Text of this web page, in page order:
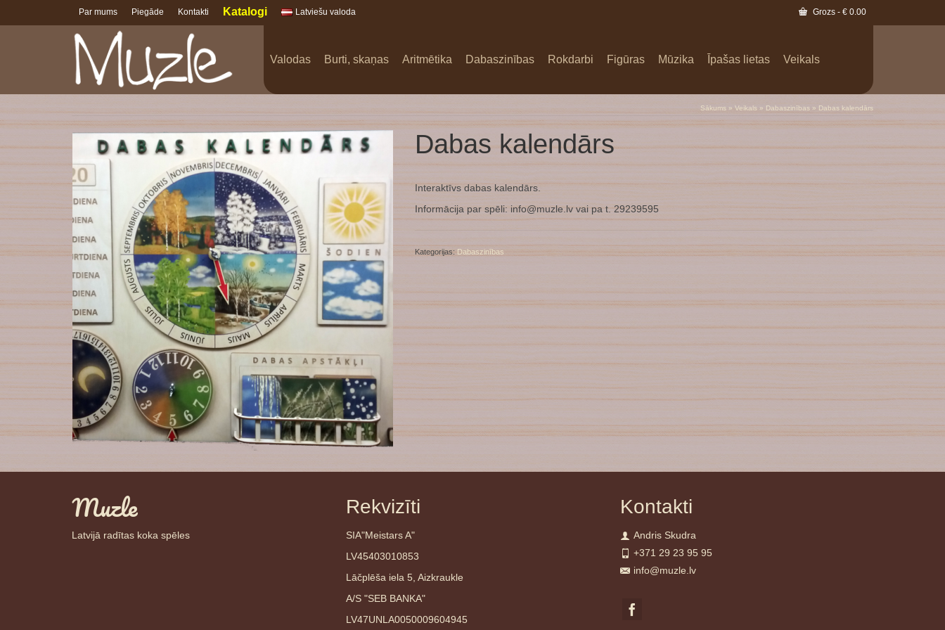
Par mums Piegāde Kontakti Katalogi Latviešu valoda Grozs - € 0.00
Valodas Burti, skaņas Aritmētika Dabaszinības Rokdarbi Figūras Mūzika Īpašas lietas Veikals
Sākums » Veikals » Dabaszinības » Dabas kalendārs
Dabas kalendārs
Interaktīvs dabas kalendārs.
Informācija par spēli: info@muzle.lvvai pa t. 29239595
Kategorijas: Dabaszinības
Muzle
Latvijā radītas koka spēles
Rekvizīti
SIA"Meistars A"
LV45403010853
Lāčplēša iela 5, Aizkraukle
A/S "SEB BANKA"
LV47UNLA0050009604945
Kontakti
Andris Skudra
+371 29 23 95 95
info@muzle.lv